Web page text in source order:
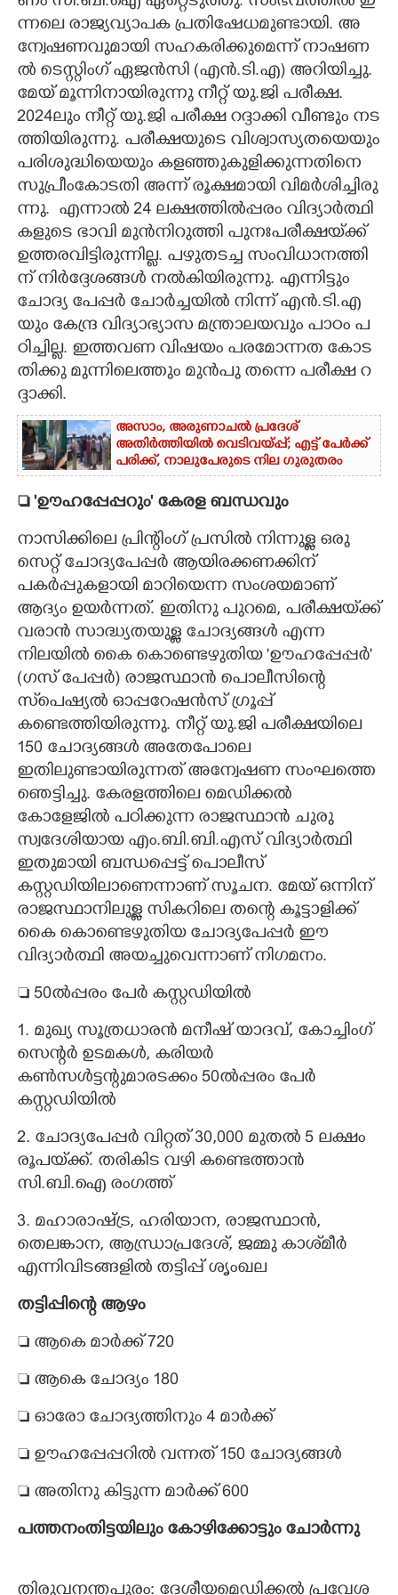
ന്ന​ലെ​ രാ​ജ്യ​വ്യാ​പ​ക​ പ്ര​തി​​ഷേ​ധ​മു​ണ്ടാ​യി​​. അ​
ന്വേ​ഷ​ണ​വു​മാ​യി​ ​സ​ഹ​ക​രി​ക്കു​മെ​ന്ന് ​നാ​ഷ​ണ​
ൽ​ ​ടെ​സ്റ്റിം​ഗ് ​ഏ​ജ​ൻ​സി​ ​(​എ​ൻ.​ടി.​എ​)​ ​അ​റി​യി​ച്ചു.​ ​
മേ​യ് ​മൂ​ന്നി​നാ​യി​രു​ന്നു​ ​നീ​റ്റ് ​യു.​ജി​ ​പ​രീ​ക്ഷ.
2024​ലും​ ​നീ​റ്റ് ​യു.​ജി​ ​പ​രീ​ക്ഷ​ ​റ​ദ്ദാ​ക്കി​ ​വീ​ണ്ടും​ ​ന​ട​
ത്തി​യി​രു​ന്നു.​ ​പ​രീ​ക്ഷ​യു​ടെ​ ​വി​ശ്വാ​സ്യ​ത​യെ​യും​
​പ​രി​ശു​ദ്ധി​യെ​യും​ ​ക​ള​ഞ്ഞു​കു​ളി​ക്കു​ന്ന​തി​നെ​ ​
സു​പ്രീം​കോ​ട​തി​ ​അ​ന്ന് ​രൂ​ക്ഷ​മാ​യി​ ​വി​‌​മ​ർ​ശി​ച്ചി​രു​
ന്നു.​ ​ എ​ന്നാ​ൽ​ 24​ ​ല​ക്ഷ​ത്തി​ൽ​പ്പ​രം​ ​വി​ദ്യാ​ർ​ത്ഥി​
ക​ളു​ടെ​ ​ഭാ​വി​ ​മു​ൻ​നി​റു​ത്തി​ ​പു​നഃ​പ​രീ​ക്ഷ​യ്‌​ക്ക് ​
ഉ​ത്ത​ര​വി​ട്ടി​രു​ന്നി​ല്ല.​ ​പ​ഴു​ത​ട​ച്ച​ ​സം​വി​ധാ​ന​ത്തി​
ന് ​നി​‌​‌​ർ​ദ്ദേ​ശ​ങ്ങ​ൾ​ ​ന​ൽ​കി​യി​രു​ന്നു.​ എ​ന്നി​ട്ടും​ ​
ചോ​ദ്യ​ ​പേ​പ്പ​ർ​ ​ചോ​ർ​ച്ച​യി​ൽ​ ​നി​ന്ന് ​എ​ൻ.​ടി.​എ​
യും​ ​കേ​ന്ദ്ര​ ​വി​ദ്യാ​ഭ്യാ​സ​ ​മ​ന്ത്രാ​ല​യ​വും​ ​പാ​ഠം​ ​പ​
ഠി​ച്ചി​ല്ല.​ ​ഇ​ത്ത​വ​ണ​ ​വി​ഷ​യം​ ​പ​ര​മോ​ന്ന​ത​ ​കോ​ട​
തി​ക്കു​ ​മു​ന്നി​ലെ​ത്തും​ ​മു​ൻ​പു​ ​ത​ന്നെ​ ​പ​രീ​ക്ഷ​ ​റ​
ദ്ദാ​ക്കി.
അസാം, അരുണാചൽ പ്രദേശ്
അതിർത്തിയിൽ വെടിവയ്പ്പ്; എട്ട് പേർക്ക്
പരിക്ക്, നാലുപേരുടെ നില ഗുരുതരം
 'ഊഹപ്പേപ്പറും" കേരള ബന്ധവും
നാസിക്കിലെ പ്രിന്റിംഗ് പ്രസിൽ നിന്നുള്ള ഒരു
സെറ്റ് ചോദ്യപേപ്പർ ആയിരക്കണക്കിന്
പകർപ്പുകളായി മാറിയെന്ന സംശയമാണ്
ആദ്യം ഉയർന്നത്. ഇതിനു പുറമെ, പരീക്ഷയ്‌ക്ക്
വരാൻ സാദ്ധ്യതയുള്ള ചോദ്യങ്ങൾ എന്ന
നിലയിൽ കൈ കൊണ്ടെഴുതിയ 'ഊഹപ്പേപ്പർ"
(ഗസ് പേപ്പർ) രാജസ്ഥാൻ പൊലീസിന്റെ
സ്‌പെഷ്യൽ ഓപ്പറേഷൻസ് ഗ്രൂപ്പ്
കണ്ടെത്തിയിരുന്നു. നീറ്റ് യു.ജി പരീക്ഷയിലെ
150 ചോദ്യങ്ങൾ അതേപോലെ
ഇതിലുണ്ടായിരുന്നത് അന്വേഷണ സംഘത്തെ
ഞെട്ടിച്ചു. കേരളത്തിലെ മെഡിക്കൽ
കോളേജിൽ പഠിക്കുന്ന രാജസ്ഥാൻ ചുരു
സ്വദേശിയായ എം.ബി.ബി.എസ് വിദ്യാർത്ഥി
ഇതുമായി ബന്ധപ്പെട്ട് പൊലീസ്
കസ്റ്റഡിയിലാണെന്നാണ് സൂചന. മേയ് ഒന്നിന്
രാജസ്ഥാനിലുള്ള സികറിലെ തന്റെ കൂട്ടാളിക്ക്
കൈ കൊണ്ടെഴുതിയ ചോദ്യപേപ്പർ ഈ
വിദ്യാ‌ർത്ഥി അയച്ചുവെന്നാണ് നിഗമനം.
 50ൽപ്പരം പേർ കസ്റ്റഡിയിൽ
1. മുഖ്യ സൂത്രധാരൻ മനീഷ് യാദവ്, കോച്ചിംഗ്
സെന്റർ ഉടമകൾ, കരിയർ
കൺസൾട്ടന്റുമാരടക്കം 50ൽപ്പരം പേർ
കസ്റ്റഡിയിൽ
2. ചോദ്യപേപ്പർ വിറ്റത് 30,000 മുതൽ 5 ലക്ഷം
രൂപയ്‌ക്ക്. തരികിട വഴി കണ്ടെത്താൻ
സി.ബി.ഐ രംഗത്ത്
3. മഹാരാഷ്ട്ര, ഹരിയാന, രാജസ്ഥാൻ,
തെലങ്കാന, ആന്ധ്രാപ്രദേശ്, ജമ്മു കാശ്‌മീർ
എന്നിവിടങ്ങളിൽ തട്ടിപ്പ് ശൃംഖല
തട്ടിപ്പിന്റെ ആഴം
 ആകെ മാർക്ക് 720
 ആകെ ചോദ്യം 180
 ഓരോ ചോദ്യത്തിനും 4 മാർക്ക്
 ഊഹപ്പേപ്പറിൽ വന്നത് 150 ചോദ്യങ്ങൾ
 അതിനു കിട്ടുന്ന മാർക്ക് 600
പ​ത്ത​നം​തി​ട്ട​യി​ലും കോ​ഴി​ക്കോ​ട്ടും​ ​ചോ​ർ​ന്നു